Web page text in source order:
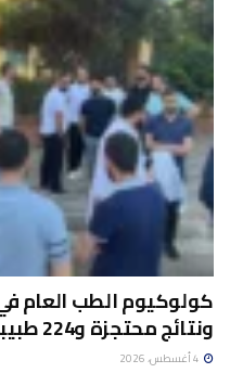
كولوكيوم الطب العام
ونتائج محتجزة و224 طبيباً أمام خيار القضاء!